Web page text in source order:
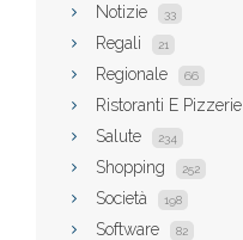
Notizie 33
Regali 21
Regionale 66
Ristoranti E Pizzerie
Salute 234
Shopping 252
Società 198
Software 82